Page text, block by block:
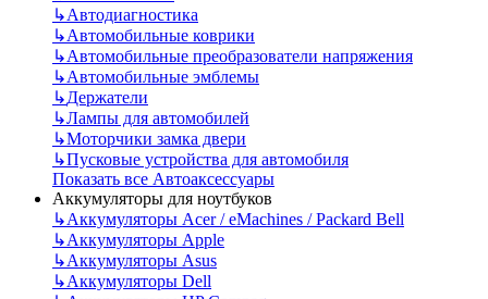
↳Автодиагностика
↳Автомобильные коврики
↳Автомобильные преобразователи напряжения
↳Автомобильные эмблемы
↳Держатели
↳Лампы для автомобилей
↳Моторчики замка двери
↳Пусковые устройства для автомобиля
Показать все Автоаксессуары
Аккумуляторы для ноутбуков
↳Аккумуляторы Acer / eMachines / Packard Bell
↳Аккумуляторы Apple
↳Аккумуляторы Asus
↳Аккумуляторы Dell